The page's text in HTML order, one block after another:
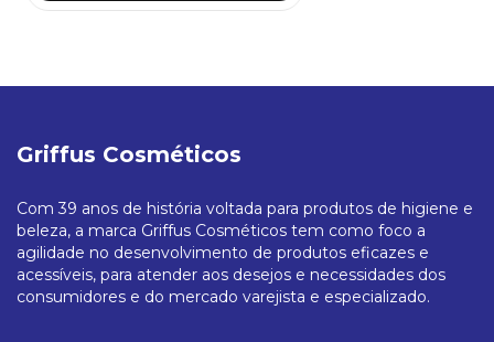
Griffus Cosméticos
Com 39 anos de história voltada para produtos de higiene e
beleza, a marca Griffus Cosméticos tem como foco a
agilidade no desenvolvimento de produtos eficazes e
acessíveis, para atender aos desejos e necessidades dos
consumidores e do mercado varejista e especializado.